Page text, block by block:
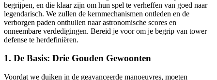
begrijpen, en die klaar zijn om hun spel te verheffen van goed naar
legendarisch. We zullen de kernmechanismen ontleden en de
verborgen paden onthullen naar astronomische scores en
onneembare verdedigingen. Bereid je voor om je begrip van tower
defense te herdefiniëren.
1. De Basis: Drie Gouden Gewoonten
Voordat we duiken in de geavanceerde manoeuvres, moeten